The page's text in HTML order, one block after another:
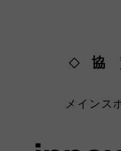
◇ 協
メインス